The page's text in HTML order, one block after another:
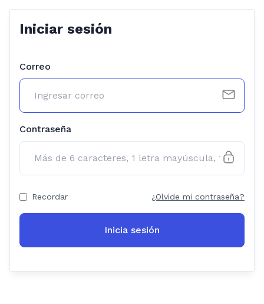
Iniciar sesión
Correo
Contraseña
Recordar ¿Olvide mi contraseña?